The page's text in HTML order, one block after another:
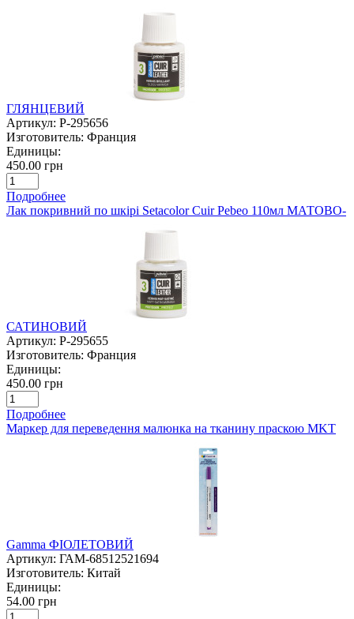
ГЛЯНЦЕВИЙ
Артикул: P-295656
Изготовитель: Франция
Единицы:
450.00 грн
Подробнее
Лак покривний по шкірі Setacolor Cuir Pebeo 110мл МАТОВО-
САТИНОВИЙ
Артикул: P-295655
Изготовитель: Франция
Единицы:
450.00 грн
Подробнее
Маркер для переведення малюнка на тканину праскою MKT
Gamma ФІОЛЕТОВИЙ
Артикул: ГАМ-68512521694
Изготовитель: Китай
Единицы:
54.00 грн